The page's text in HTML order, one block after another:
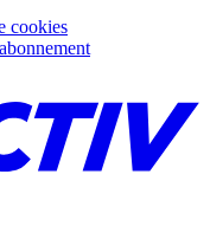
cookies